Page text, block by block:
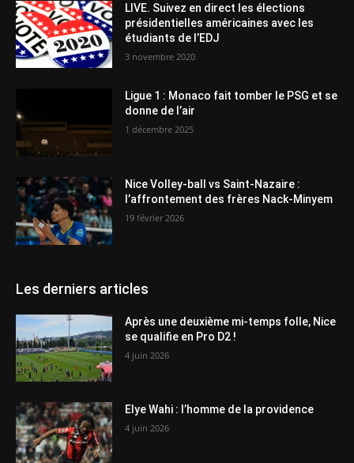
LIVE. Suivez en direct les élections
présidentielles américaines avec les
étudiants de l’EDJ
3 novembre 2020
Ligue 1 : Monaco fait tomber le PSG et se
donne de l’air
1 décembre 2025
Nice Volley-ball vs Saint-Nazaire :
l’affrontement des frères Nack-Minyem
19 février 2026
Les derniers articles
Après une deuxième mi-temps folle, Nice
se qualifie en Pro D2 !
4 juin 2026
Elye Wahi : l’homme de la providence
4 juin 2026